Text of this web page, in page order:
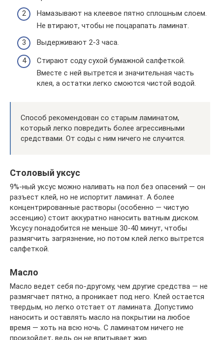
Намазывают на клеевое пятно сплошным слоем.
Не втирают, чтобы не поцарапать ламинат.
Выдерживают 2-3 часа.
Стирают соду сухой бумажной салфеткой.
Вместе с ней вытрется и значительная часть
клея, а остатки легко смоются чистой водой.
Способ рекомендован со старым ламинатом,
который легко повредить более агрессивными
средствами. От соды с ним ничего не случится.
Столовый уксус
9%-ный уксус можно наливать на пол без опасений — он
разъест клей, но не испортит ламинат. А более
концентрированные растворы (особенно — чистую
эссенцию) стоит аккуратно наносить ватным диском.
Уксусу понадобится не меньше 30-40 минут, чтобы
размягчить загрязнение, но потом клей легко вытрется
салфеткой.
Масло
Масло ведет себя по-другому, чем другие средства — не
размягчает пятно, а проникает под него. Клей остается
твердым, но легко отстает от ламината. Допустимо
наносить и оставлять масло на покрытии на любое
время — хоть на всю ночь. С ламинатом ничего не
произойдет, ведь он не впитывает жир.